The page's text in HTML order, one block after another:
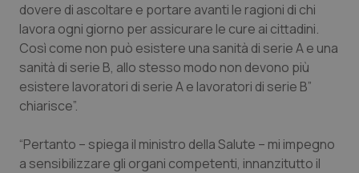
Puglia
Sardegna
Sicilia
Toscana
Malattie rare
Malattia di Crohn & Rettocolite Ulcerosa
Neuroscienze & patologie neurodegenerative
Obesità
dovere di ascoltare e portare avanti le ragioni di chi
lavora ogni giorno per assicurare le cure ai cittadini.
Così come non può esistere una sanità di serie A e una
sanità di serie B, allo stesso modo non devono più
esistere lavoratori di serie A e lavoratori di serie B”
chiarisce”.
“Pertanto – spiega il ministro della Salute – mi impegno
a sensibilizzare gli organi competenti, innanzitutto il